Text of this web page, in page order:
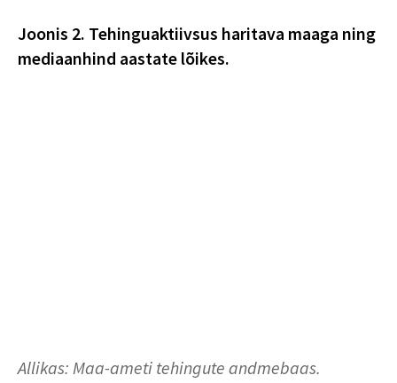
Joonis 2. Tehinguaktiivsus haritava maaga ning
mediaanhind aastate lõikes.
Allikas: Maa-ameti tehingute andmebaas.